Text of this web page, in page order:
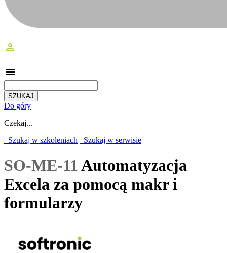
perm_identity
menu
Do góry
Czekaj...
Szukaj w szkoleniach
Szukaj w serwisie
SO-ME-11 Automatyzacja
Excela za pomocą makr i
formularzy